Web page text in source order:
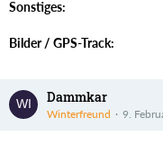
Sonstiges:
Bilder / GPS-Track:
Dammkar
Winterfreund 9.